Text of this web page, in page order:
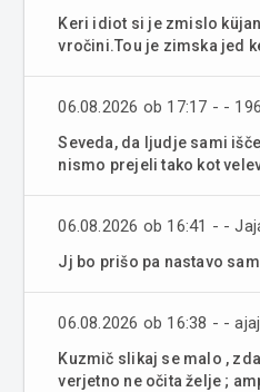
Keri idiot si je zmislo
vročini.Tou je zimska jed
06.08.2026 ob 17:17 - -
Seveda, da ljudje sami
nismo prejeli tako kot
06.08.2026 ob 16:41 - -
Jj bo prišo pa nastavo
06.08.2026 ob 16:38 - -
Kuzmič slikaj se malo ,
verjetno ne očita želje ;